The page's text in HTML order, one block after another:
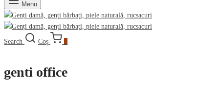
Menu
Search Coș
genti office